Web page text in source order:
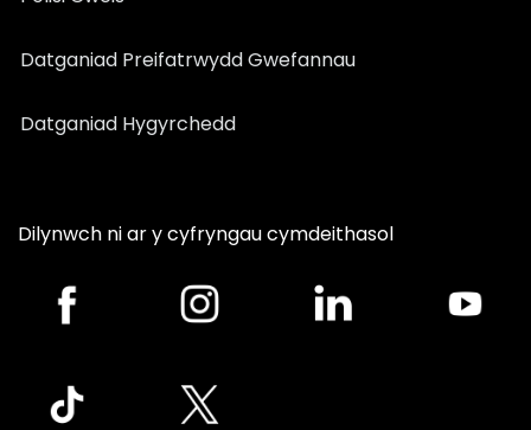
Datganiad Preifatrwydd Gwefannau
Datganiad Hygyrchedd
Dilynwch ni ar y cyfryngau cymdeithasol